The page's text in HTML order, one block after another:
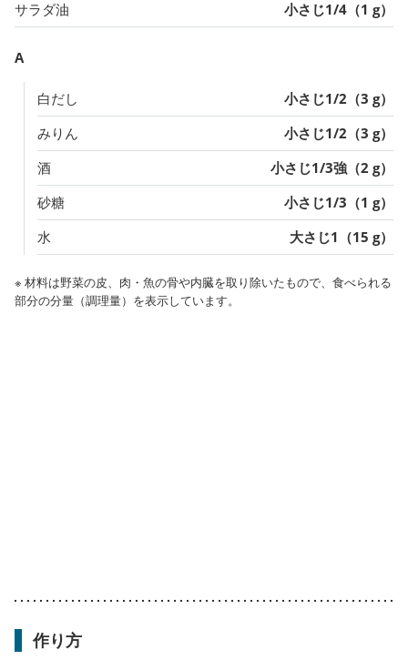
サラダ油 小さじ1/4（1 g）
A
白だし
小さじ1/2（3 g）
みりん
小さじ1/2（3 g）
酒
小さじ1/3強（2 g）
砂糖
小さじ1/3（1 g）
水
大さじ1（15 g）
※ 材料は野菜の皮、肉・魚の骨や内臓を取り除いたもので、食べられる
部分の分量（調理量）を表示しています。
作り方